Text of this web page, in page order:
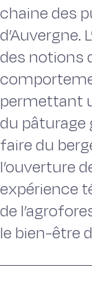
chaine des
d’Auvergne.
des notions
permettant
du pâturage
faire du
l’ouverture
expérience
de
le bien-être